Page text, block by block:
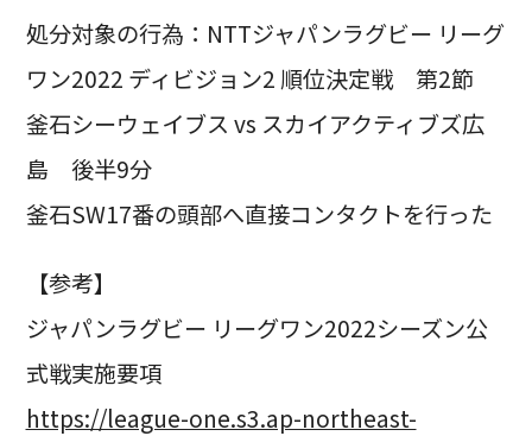
処分対象の行為：NTTジャパンラグビー リーグ
ワン2022 ディビジョン2 順位決定戦 第2節
釜石シーウェイブス vs スカイアクティブズ広
島 後半9分
釜石SW17番の頭部へ直接コンタクトを行った
【参考】
ジャパンラグビー リーグワン2022シーズン公
式戦実施要項
https://league-one.s3.ap-northeast-